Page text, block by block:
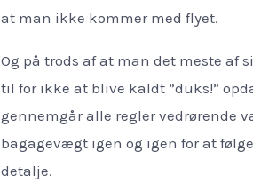
at man ikke kommer med flyet.
Og på trods af at man det meste af
til for ikke at blive kaldt ”duks!”
gennemgår alle regler vedrørende
bagagevægt igen og igen for at
detalje.